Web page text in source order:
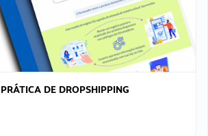
PRÁTICA DE DROPSHIPPING